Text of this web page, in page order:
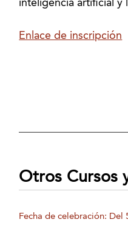
inteligencia artificial y
Enlace de inscripción
Otros Cursos
Fecha de celebración: Del